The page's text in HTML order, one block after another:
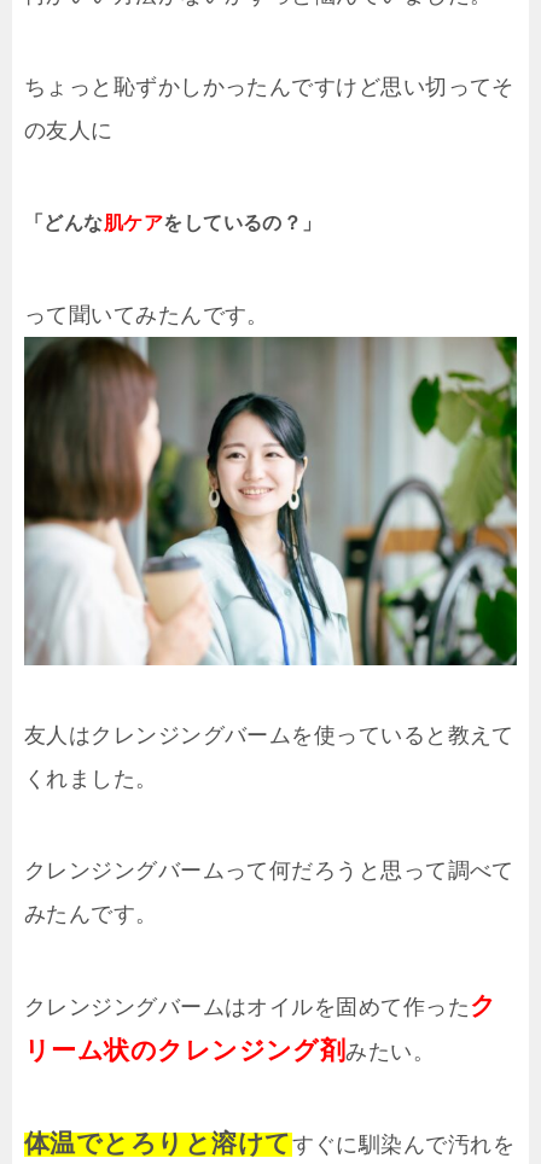
ちょっと恥ずかしかったんですけど思い切ってそ
の友人に
「どんな肌ケアをしているの？」
って聞いてみたんです。
友人はクレンジングバームを使っていると教えて
くれました。
クレンジングバームって何だろうと思って調べて
みたんです。
クレンジングバームはオイルを固めて作った ク
リーム状のクレンジング剤みたい。
体温でとろりと溶けてすぐに馴染んで汚れを